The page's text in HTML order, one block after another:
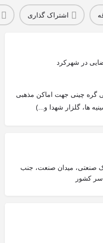
اشتراک گذاری
در شهرکرد
گره چینی جهت اماکن مذهبی
ها، گلزار شهدا و...)
صنعتی، میدان صنعت، جنب
کشور